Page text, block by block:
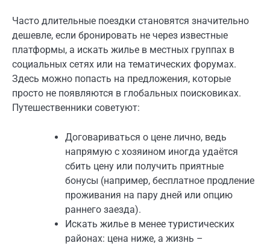
Часто длительные поездки становятся значительно
дешевле, если бронировать не через известные
платформы, а искать жилье в местных группах в
социальных сетях или на тематических форумах.
Здесь можно попасть на предложения, которые
просто не появляются в глобальных поисковиках.
Путешественники советуют:
Договариваться о цене лично, ведь
напрямую с хозяином иногда удаётся
сбить цену или получить приятные
бонусы (например, бесплатное продление
проживания на пару дней или опцию
раннего заезда).
Искать жилье в менее туристических
районах: цена ниже, а жизнь –